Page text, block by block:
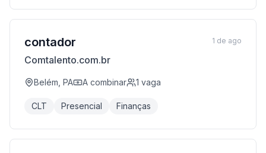
contador
Comtalento.com.br
Belém, PA A combinar 1 vaga
CLT Presencial Finanças
1 de ago